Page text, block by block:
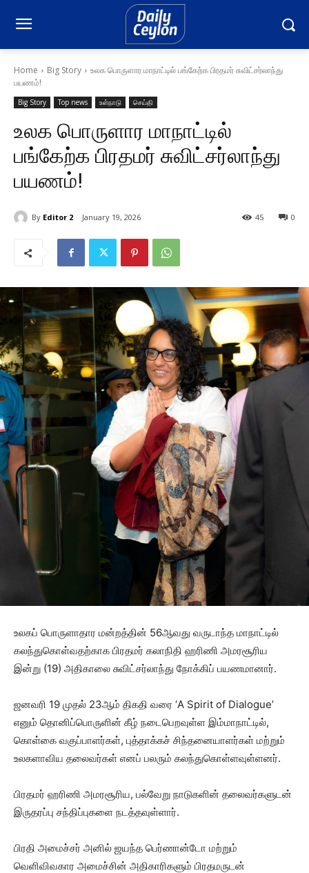
Home Big Story
உலக பொருளார மாநாட்டில் பங்கேற்க பிரதமர் சுவிட்சர்லாந்து
பயணம்!
Big Story Top news உள்நாடு செய்தி
உலக பொருளார மாநாட்டில்
பங்கேற்க பிரதமர் சுவிட்சர்லாந்து
பயணம்!
By Editor 2 January 19, 2026 0
45
உலகப் பொருளாதார மன்றத்தின் 56ஆவது வருடாந்த மாநாட்டில்
கலந்துகொள்வதற்காக பிரதமர் கலாநிதி ஹரிணி அமரசூரிய
இன்று (19) அதிகாலை சுவிட்சர்லாந்து நோக்கிப் பயணமானார்.
ஜனவரி 19 முதல் 23ஆம் திகதி வரை ‘A Spirit of Dialogue’
எனும் தொனிப்பொருளின் கீழ் நடைபெறவுள்ள இம்மாநாட்டில்,
கொள்கை வகுப்பாளர்கள், புத்தாக்கச் சிந்தனையாளர்கள் மற்றும்
உலகளாவிய தலைவர்கள் எனப் பலரும் கலந்துகொள்ளவுள்ளனர்.
பிரதமர் ஹரிணி அமரசூரிய, பல்வேறு நாடுகளின் தலைவர்களுடன்
இருதரப்பு சந்திப்புகளை நடத்தவுள்ளார்.
பிரதி அமைச்சர் அனில் ஜயந்த பெர்ணான்டோ மற்றும்
வெளிவிவகார அமைச்சின் அதிகாரிகளும் பிரதமருடன்